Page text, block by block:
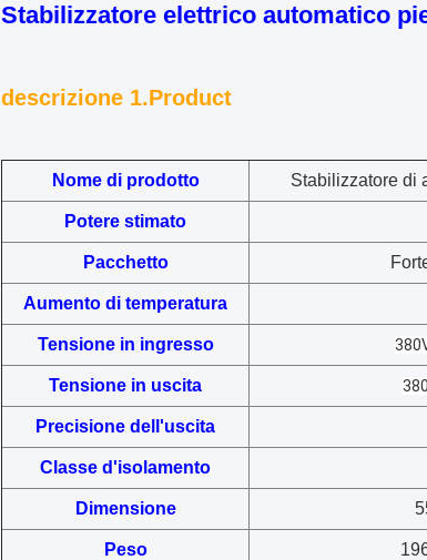
Stabilizzatore elettrico automatico
descrizione 1.Product
Nome di prodotto Stabilizzatore di
Potere stimato
Pacchetto
Aumento di temperatura
Tensione in ingresso
Tensione in uscita
Precisione dell'uscita
Classe d'isolamento
Dimensione
Peso